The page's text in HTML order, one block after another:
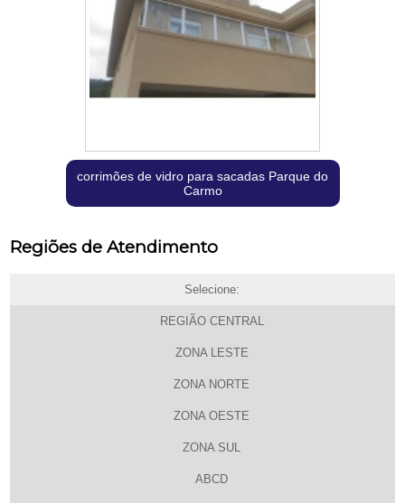
corrimões de vidro para sacadas Parque do
Carmo
Regiões de Atendimento
Selecione:
REGIÃO CENTRAL
ZONA LESTE
ZONA NORTE
ZONA OESTE
ZONA SUL
ABCD